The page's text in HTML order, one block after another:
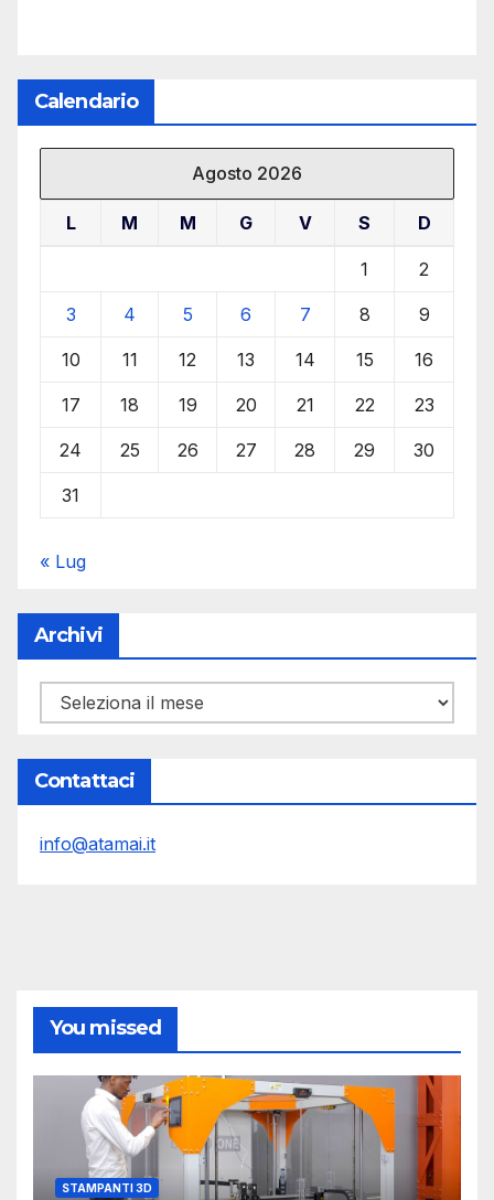
Calendario
Agosto 2026
L M M G V S D
1 2
3 4 5 6 7 8 9
10 11 12 13 14 15 16
17 18 19 20 21 22 23
24 25 26 27 28 29 30
31
« Lug
Archivi
Archivi
Contattaci
info@atamai.it
You missed
STAMPANTI 3D